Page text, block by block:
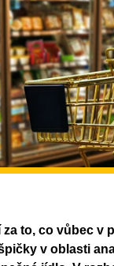
za to, co vůbec v
v oblasti